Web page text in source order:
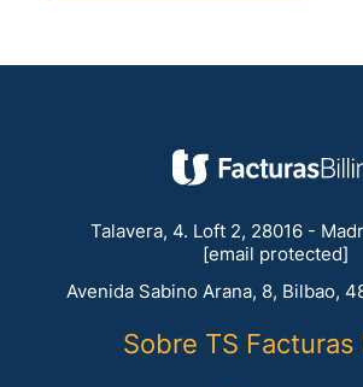
Talavera, 4. Loft 2, 28016 -
[email protected]
Avenida Sabino Arana, 8, Bilbao,
Sobre TS Facturas